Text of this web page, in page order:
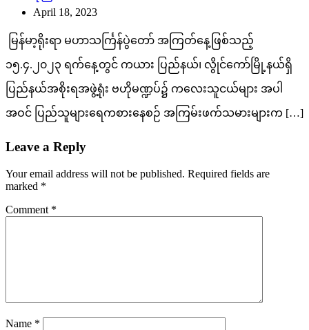
April 18, 2023
မြန်မာ့ရိုးရာ မဟာသင်္ကြန်ပွဲတော် အကြတ်နေ့ဖြစ်သည့်
၁၅.၄.၂၀၂၃ ရက်နေ့တွင် ကယား ပြည်နယ်၊ လွိုင်ကော်မြို့နယ်ရှိ
ပြည်နယ်အစိုးရအဖွဲ့ရုံး ဗဟိုမဏ္ဍပ်၌ ကလေးသူငယ်များ အပါ
အဝင် ပြည်သူများရေကစားနေစဉ် အကြမ်းဖက်သမားများက […]
Leave a Reply
Your email address will not be published. Required fields are
marked *
Comment *
Name *